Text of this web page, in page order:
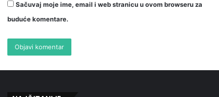
Sačuvaj moje ime, email i web stranicu u ovom browseru za
buduće komentare.